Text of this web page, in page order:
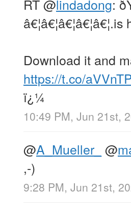
RT@lindadong:
Download it and
https://t.co/
ï¿¼
10:49 PM, Jun 21st,
@A_Mueller_ @
,-)
9:28 PM, Jun 21st,